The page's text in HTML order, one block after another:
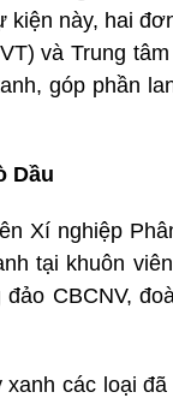
này, hai
và Trung
góp phần
Dầu
Xí nghiệp
tại khuôn
CBCNV,
các loại